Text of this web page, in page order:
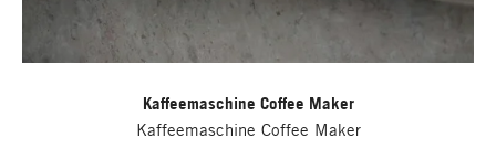
Kaffeemaschine Coffee Maker
Kaffeemaschine Coffee Maker